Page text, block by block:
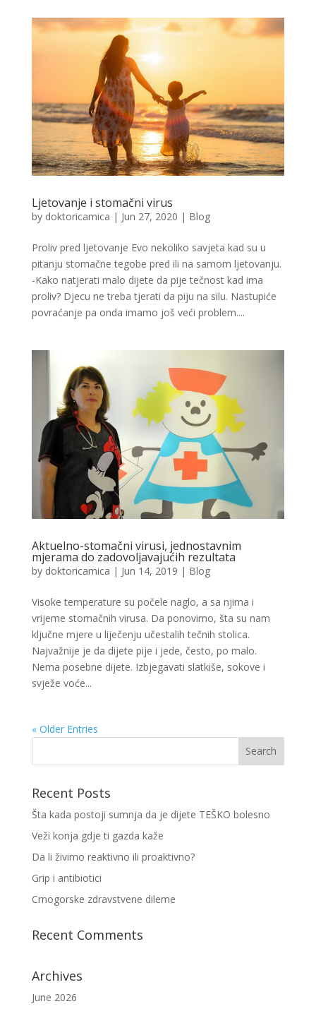
Ljetovanje i stomačni virus
by doktoricamica | Jun 27, 2020 | Blog
Proliv pred ljetovanje Evo nekoliko savjeta kad su u
pitanju stomačne tegobe pred ili na samom ljetovanju.
-Kako natjerati malo dijete da pije tečnost kad ima
proliv? Djecu ne treba tjerati da piju na silu. Nastupiće
povraćanje pa onda imamo još veći problem....
Aktuelno-stomačni virusi, jednostavnim
mjerama do zadovoljavajućih rezultata
by doktoricamica | Jun 14, 2019 | Blog
Visoke temperature su počele naglo, a sa njima i
vrijeme stomačnih virusa. Da ponovimo, šta su nam
ključne mjere u liječenju učestalih tečnih stolica.
Najvažnije je da dijete pije i jede, često, po malo.
Nema posebne dijete. Izbjegavati slatkiše, sokove i
svježe voće...
« Older Entries
Recent Posts
Šta kada postoji sumnja da je dijete TEŠKO bolesno
Veži konja gdje ti gazda kaže
Da li živimo reaktivno ili proaktivno?
Grip i antibiotici
Crnogorske zdravstvene dileme
Recent Comments
Archives
June 2026